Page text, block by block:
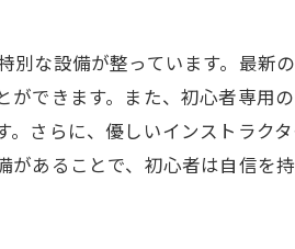
ための戦略的レッスン
ためのアプローチ
る課題とその克服方法
トラクターから学べること
な設備が整っています。最新
できます。また、初心者専用
さらに、優しいインストラク
あることで、初心者は自信を